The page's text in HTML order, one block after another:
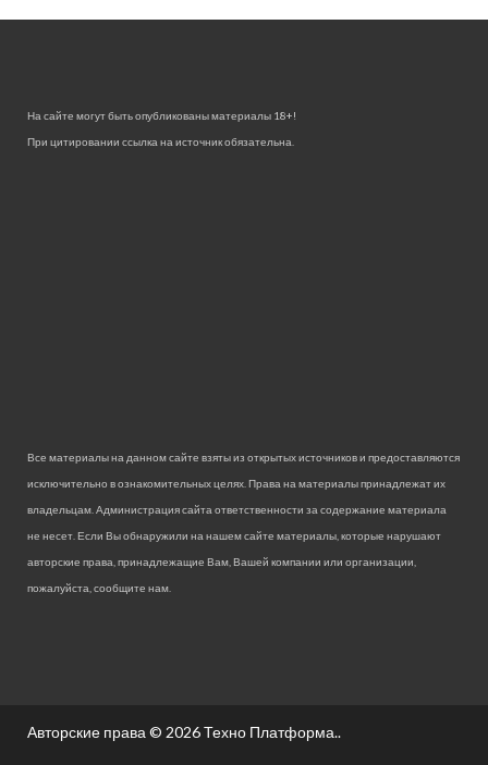
На сайте могут быть опубликованы материалы 18+!
При цитировании ссылка на источник обязательна.
Все материалы на данном сайте взяты из открытых источников и предоставляются
исключительно в ознакомительных целях. Права на материалы принадлежат их
владельцам. Администрация сайта ответственности за содержание материала
не несет. Если Вы обнаружили на нашем сайте материалы, которые нарушают
авторские права, принадлежащие Вам, Вашей компании или организации,
пожалуйста, сообщите нам.
Авторские права © 2026Техно Платформа..